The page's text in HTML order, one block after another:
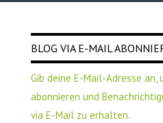
BLOG VIA E-MAIL
Gib deine E-Mail-Adresse an,
abonnieren und
via E-Mail zu erhalten.